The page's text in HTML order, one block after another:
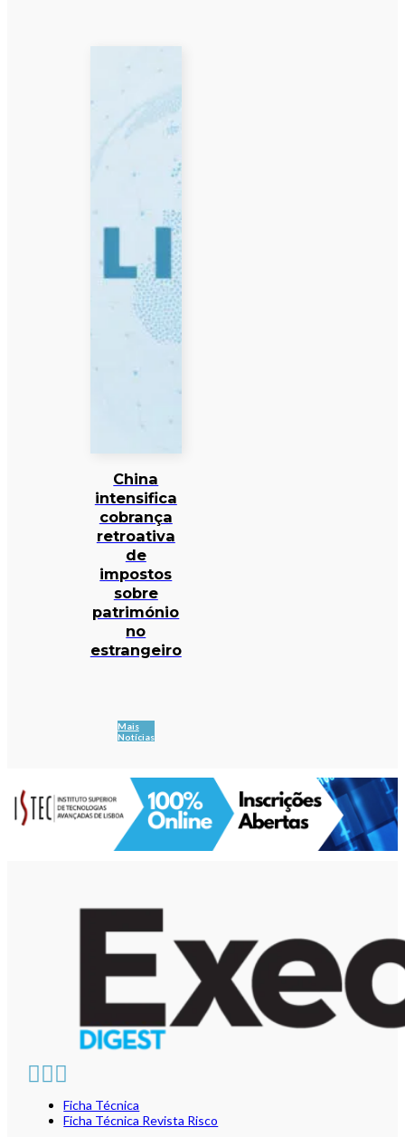
China
intensifica
cobrança
retroativa
de
impostos
sobre
património
no
estrangeiro
Mais
Notícias
Ficha Técnica
Ficha Técnica Revista Risco